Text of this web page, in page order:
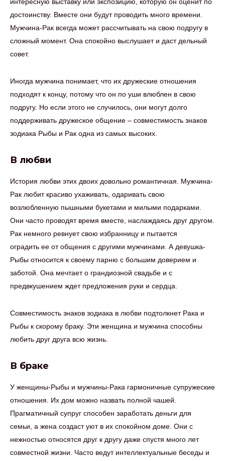
достоинству. Вместе они будут проводить много времени.
Мужчина-Рак всегда может рассчитывать на свою подругу в
сложный момент. Она спокойно выслушает и даст дельный
совет.
Иногда мужчина понимает, что их дружеские отношения
подходят к концу, потому что он по уши влюблен в свою
подругу. Но если этого не случилось, они могут долго
поддерживать дружеское общение – совместимость знаков
зодиака Рыбы и Рак одна из самых высоких.
В любви
История любви этих двоих довольно романтичная. Мужчина-
Рак любит красиво ухаживать, одаривать свою
возлюбленную пышными букетами и милыми подарками.
Они часто проводят время вместе, наслаждаясь друг другом.
Рак немного ревнует свою избранницу и пытается
оградить ее от общения с другими мужчинами. А девушка-
Рыбы относится к своему парню с большим доверием и
заботой. Она мечтает о грандиозной свадьбе и с
предвкушением ждет предложения руки и сердца.
Совместимость знаков зодиака в любви подтолкнет Рака и
Рыбы к скорому браку. Эти женщина и мужчина способны
любить друг друга всю жизнь.
В браке
У женщины-Рыбы и мужчины-Рака гармоничные супружеские
отношения. Их дом можно назвать полной чашей.
Прагматичный супруг способен заработать деньги для
семьи, а жена создаст уют в их спокойном доме. Они с
нежностью относятся друг к другу даже спустя много лет
совместной жизни. Часто ведут интеллектуальные беседы и